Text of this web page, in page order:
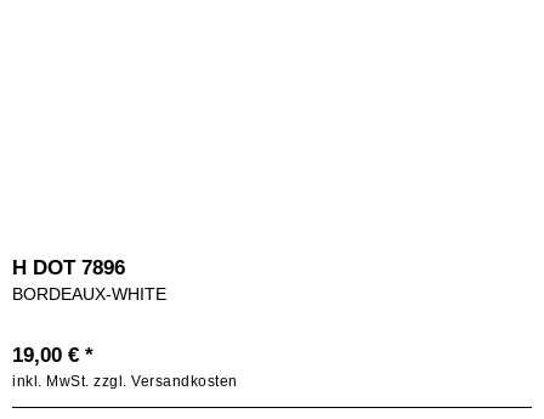
H DOT 7896
BORDEAUX-WHITE
19,00 € *
inkl. MwSt. zzgl. Versandkosten